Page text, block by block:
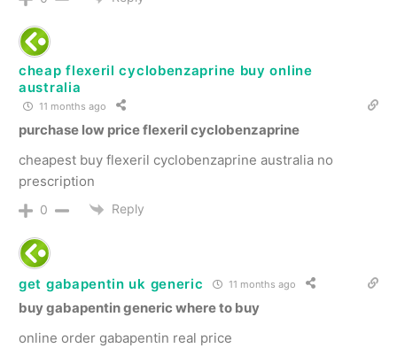
cheap flexeril cyclobenzaprine buy online
australia
11 months ago
purchase low price flexeril cyclobenzaprine
cheapest buy flexeril cyclobenzaprine australia no
prescription
0 Reply
get gabapentin uk generic 11 months ago
buy gabapentin generic where to buy
online order gabapentin real price